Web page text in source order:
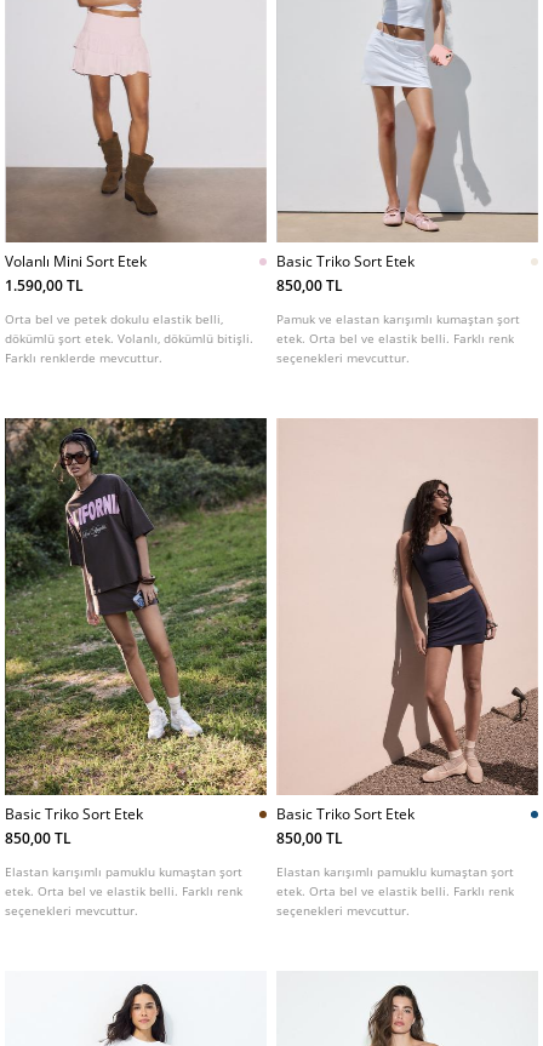
Volanlı Mini Sort Etek
1.590,00 TL
Orta bel ve petek dokulu elastik belli,
dökümlü şort etek. Volanlı, dökümlü bitişli.
Farklı renklerde mevcuttur.
Basic Triko Sort Etek
850,00 TL
Pamuk ve elastan karışımlı kumaştan şort
etek. Orta bel ve elastik belli. Farklı renk
seçenekleri mevcuttur.
Basic Triko Sort Etek
850,00 TL
Elastan karışımlı pamuklu kumaştan şort
etek. Orta bel ve elastik belli. Farklı renk
seçenekleri mevcuttur.
Basic Triko Sort Etek
850,00 TL
Elastan karışımlı pamuklu kumaştan şort
etek. Orta bel ve elastik belli. Farklı renk
seçenekleri mevcuttur.